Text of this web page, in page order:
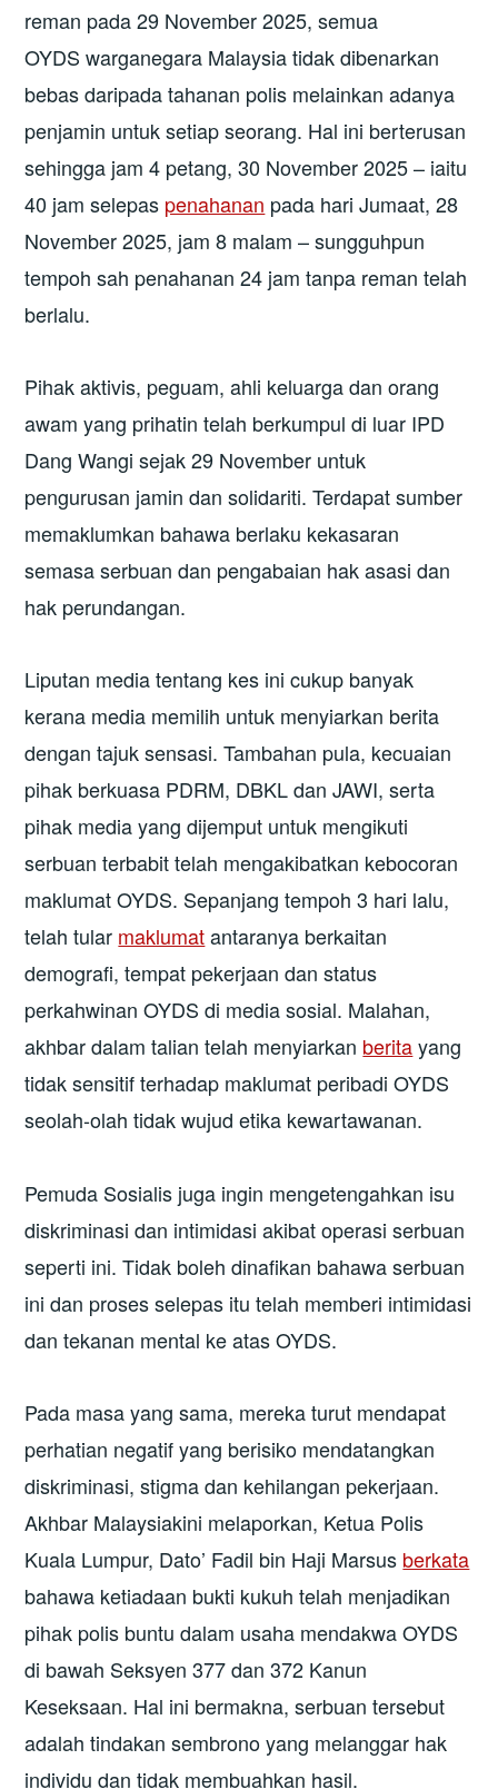
reman pada 29 November 2025, semua
OYDS warganegara Malaysia tidak dibenarkan
bebas daripada tahanan polis melainkan adanya
penjamin untuk setiap seorang. Hal ini berterusan
sehingga jam 4 petang, 30 November 2025 – iaitu
40 jam selepas penahanan pada hari Jumaat, 28
November 2025, jam 8 malam – sungguhpun
tempoh sah penahanan 24 jam tanpa reman telah
berlalu.
Pihak aktivis, peguam, ahli keluarga dan orang
awam yang prihatin telah berkumpul di luar IPD
Dang Wangi sejak 29 November untuk
pengurusan jamin dan solidariti. Terdapat sumber
memaklumkan bahawa berlaku kekasaran
semasa serbuan dan pengabaian hak asasi dan
hak perundangan.
Liputan media tentang kes ini cukup banyak
kerana media memilih untuk menyiarkan berita
dengan tajuk sensasi. Tambahan pula, kecuaian
pihak berkuasa PDRM, DBKL dan JAWI, serta
pihak media yang dijemput untuk mengikuti
serbuan terbabit telah mengakibatkan kebocoran
maklumat OYDS. Sepanjang tempoh 3 hari lalu,
telah tular maklumatantaranya berkaitan
demografi, tempat pekerjaan dan status
perkahwinan OYDS di media sosial. Malahan,
akhbar dalam talian telah menyiarkan beritayang
tidak sensitif terhadap maklumat peribadi OYDS
seolah-olah tidak wujud etika kewartawanan.
Pemuda Sosialis juga ingin mengetengahkan isu
diskriminasi dan intimidasi akibat operasi serbuan
seperti ini. Tidak boleh dinafikan bahawa serbuan
ini dan proses selepas itu telah memberi intimidasi
dan tekanan mental ke atas OYDS.
Pada masa yang sama, mereka turut mendapat
perhatian negatif yang berisiko mendatangkan
diskriminasi, stigma dan kehilangan pekerjaan.
Akhbar Malaysiakini melaporkan, Ketua Polis
Kuala Lumpur, Dato’ Fadil bin Haji Marsus berkata
bahawa ketiadaan bukti kukuh telah menjadikan
pihak polis buntu dalam usaha mendakwa OYDS
di bawah Seksyen 377 dan 372 Kanun
Keseksaan. Hal ini bermakna, serbuan tersebut
adalah tindakan sembrono yang melanggar hak
individu dan tidak membuahkan hasil.